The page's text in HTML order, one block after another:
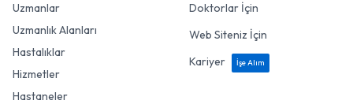
Uzmanlar
Uzmanlık Alanları
Hastalıklar
Hizmetler
Hastaneler
Doktorlar İçin
Web Siteniz İçin
Kariyer
İşe Alım